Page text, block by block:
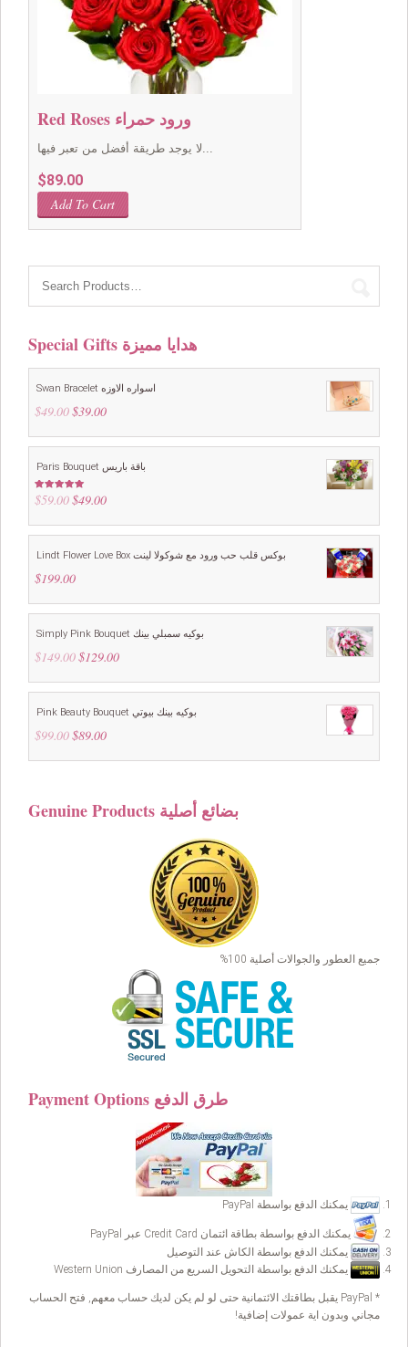
Red Roses ورود حمراء
لا يوجد طريقة أفضل من تعبر فيها...
$89.00
Add To Cart
Special Gifts هدايا مميزة
Swan Bracelet اسواره الاوزه
$49.00 Original
was:
$39.00Current
is:
Paris Bouquet باقة باريس
Rated4.88
out of 5
$59.00 Original
was:
$49.00Current
is:
Lindt Flower Love Box بوكس قلب حب ورود مع شوكولا لينت
$199.00
Simply Pink Bouquet بوكيه سمبلي بينك
$149.00 Original
was:
$129.00Current
is:
Pink Beauty Bouquet بوكيه بينك بيوتي
$99.00 Original
was:
$89.00Current
is:
Genuine Products بضائع أصلية
جميع العطور والجوالات أصلية 100%
Payment Options طرق الدفع
يمكنك الدفع بواسطة PayPal
يمكنك الدفع بواسطة بطاقة ائتمان Credit Card عبر PayPal
يمكنك الدفع بواسطة الكاش عند التوصيل
يمكنك الدفع بواسطة التحويل السريع من المصارف Western Union
* PayPal يقبل بطاقتك الائتمانية حتى لو لم يكن لديك حساب معهم, فتح الحساب
مجاني وبدون اية عمولات إضافية!